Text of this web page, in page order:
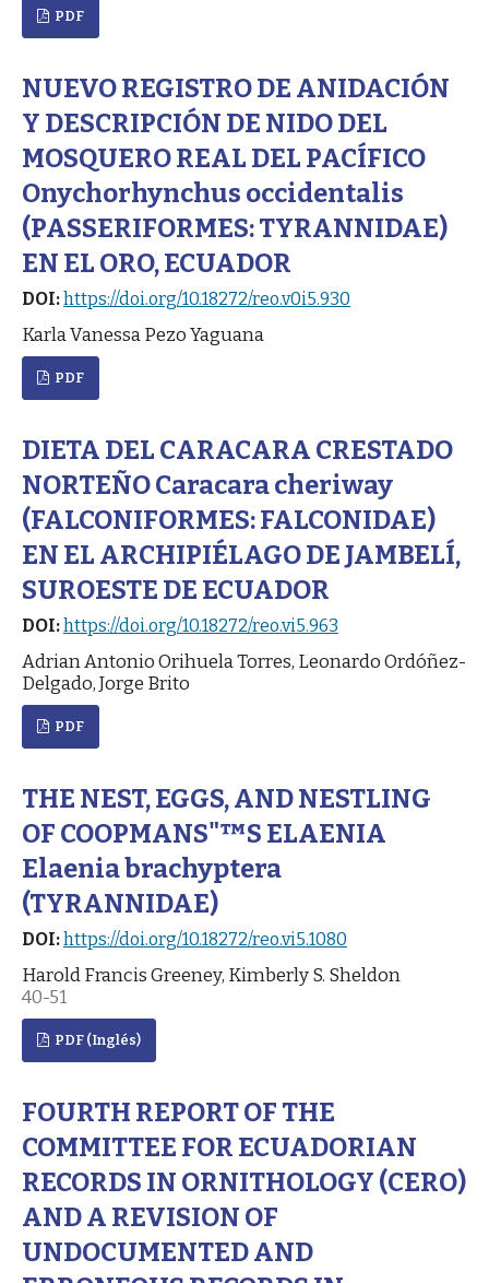
PDF
NUEVO REGISTRO DE ANIDACIÓN
Y DESCRIPCIÓN DE NIDO DEL
MOSQUERO REAL DEL PACÍFICO
Onychorhynchus occidentalis
(PASSERIFORMES: TYRANNIDAE)
EN EL ORO, ECUADOR
DOI:https://doi.org/10.18272/reo.v0i5.930
Karla Vanessa Pezo Yaguana
PDF
DIETA DEL CARACARA CRESTADO
NORTEÑO Caracara cheriway
(FALCONIFORMES: FALCONIDAE)
EN EL ARCHIPIÉLAGO DE JAMBELÍ,
SUROESTE DE ECUADOR
DOI:https://doi.org/10.18272/reo.vi5.963
Adrian Antonio Orihuela Torres, Leonardo Ordóñez-
Delgado, Jorge Brito
PDF
THE NEST, EGGS, AND NESTLING
OF COOPMANS"™S ELAENIA
Elaenia brachyptera
(TYRANNIDAE)
DOI:https://doi.org/10.18272/reo.vi5.1080
Harold Francis Greeney, Kimberly S. Sheldon
40-51
PDF (Inglés)
FOURTH REPORT OF THE
COMMITTEE FOR ECUADORIAN
RECORDS IN ORNITHOLOGY (CERO)
AND A REVISION OF
UNDOCUMENTED AND